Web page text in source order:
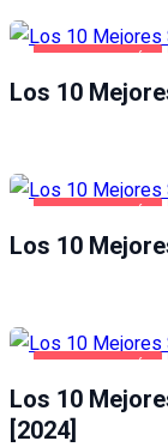
Los 10
Los 10
Los 10
[2024]